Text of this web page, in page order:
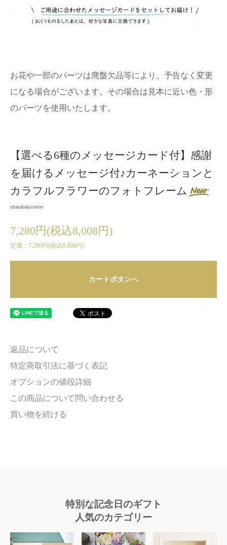
お花や一部のパーツは廃盤欠品等により、予告なく変更
になる場合がございます。その場合は見本に近い色・形
のパーツを使用いたします。
【選べる6種のメッセージカード付】感謝
を届けるメッセージ付♪カーネーションと
カラフルフラワーのフォトフレーム
ohanabako-letter
7,280円(税込8,008円)
定価：7,280円(税込8,008円)
カートボタンへ
返品について
特定商取引法に基づく表記
オプションの値段詳細
この商品について問い合わせる
買い物を続ける
特別な記念日のギフト
人気のカテゴリー